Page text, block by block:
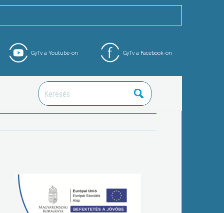
GyTv a Facebook-on
GyTv a Youtube-on